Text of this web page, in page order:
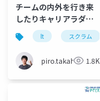
チームの内外を行き来
したりキャリアラダー
を上り下りしたりして
得たかもしれないこと -
LT スクラム実践録 〜
SmartHR x サイボウズ
〜
lt スクラム
piro.takahara 1.8K